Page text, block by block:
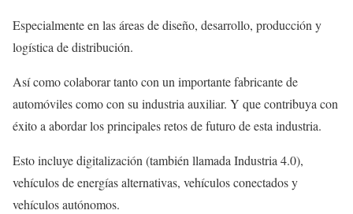
Especialmente en las áreas de diseño, desarrollo, producción y
logística de distribución.
Así como colaborar tanto con un importante fabricante de
automóviles como con su industria auxiliar. Y que contribuya con
éxito a abordar los principales retos de futuro de esta industria.
Esto incluye digitalización (también llamada Industria 4.0),
vehículos de energías alternativas, vehículos conectados y
vehículos autónomos.